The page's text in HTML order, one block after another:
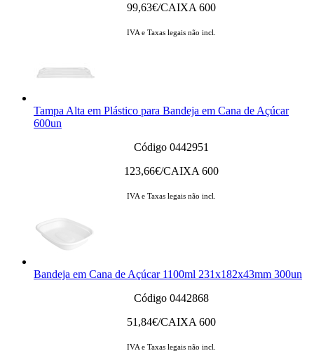
99,63€/CAIXA 600
IVA e Taxas legais não incl.
Tampa Alta em Plástico para Bandeja em Cana de Açúcar
600un
Código 0442951
123,66€/CAIXA 600
IVA e Taxas legais não incl.
Bandeja em Cana de Açúcar 1100ml 231x182x43mm 300un
Código 0442868
51,84€/CAIXA 600
IVA e Taxas legais não incl.